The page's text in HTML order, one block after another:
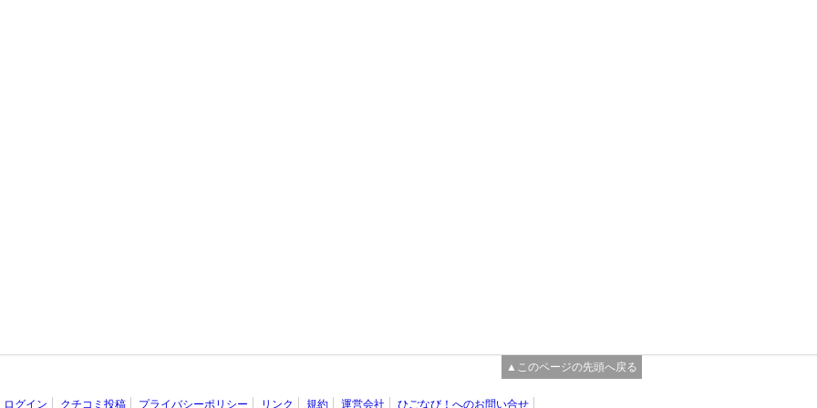
▲このページの先頭へ戻る
ログイン クチコミ投稿 プライバシーポリシー リンク 規約 運営会社 ひごなび！へのお問い合せ